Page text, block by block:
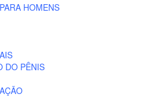
HOMENS
DO PÊNIS